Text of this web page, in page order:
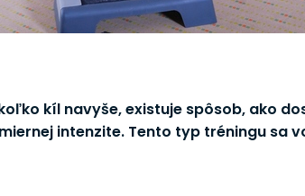
kíl navyše, existuje spôsob, ako
intenzite. Tento typ tréningu sa